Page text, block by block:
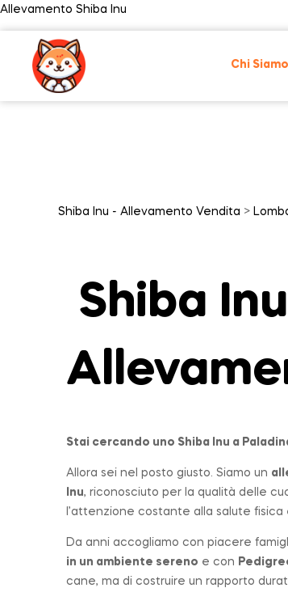
Allevamento Shiba Inu
Chi Siamo
Shiba Inu - Allevamento Vendita >
Shiba
Stai cercando uno Shiba Inu a
Allora sei nel posto giusto. Siamo un
Inu, riconosciuto per la qualità delle
l’attenzione costante alla salute
Da anni accogliamo con piacere
in un ambiente sereno e con
cane, ma di costruire un rapporto